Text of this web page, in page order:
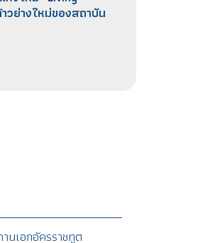
วย่างใหม่ของสถาบัน
นเอกอัครราชทูต